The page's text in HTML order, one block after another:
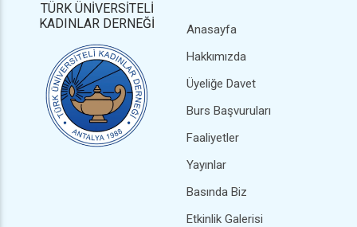
TÜRK ÜNİVERSİTELİ
KADINLAR DERNEĞİ
Anasayfa
Hakkımızda
Üyeliğe Davet
Burs Başvuruları
Faaliyetler
Yayınlar
Basında Biz
Etkinlik Galerisi